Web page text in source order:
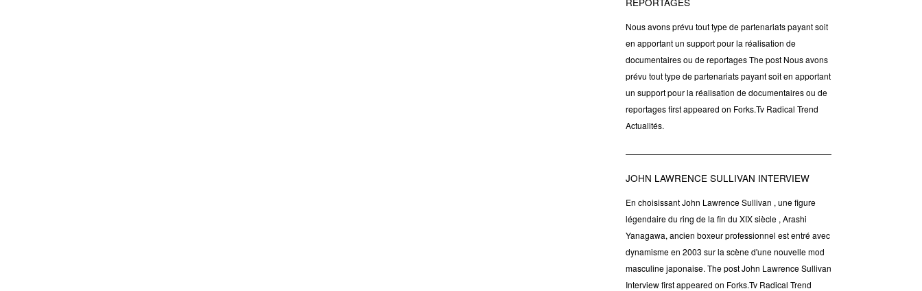
Nous avons prévu tout type de partenariats payant soit
en apportant un support pour la réalisation de
documentaires ou de reportages The post Nous avons
prévu tout type de partenariats payant soit en apportant
un support pour la réalisation de documentaires ou de
reportages first appeared on Forks.Tv Radical Trend
Actualités.
JOHN LAWRENCE SULLIVAN INTERVIEW
En choisissant John Lawrence Sullivan , une figure
légendaire du ring de la fin du XIX siècle , Arashi
Yanagawa, ancien boxeur professionnel est entré avec
dynamisme en 2003 sur la scène d'une nouvelle mod
masculine japonaise. The post John Lawrence Sullivan
Interview first appeared on Forks.Tv Radical Trend